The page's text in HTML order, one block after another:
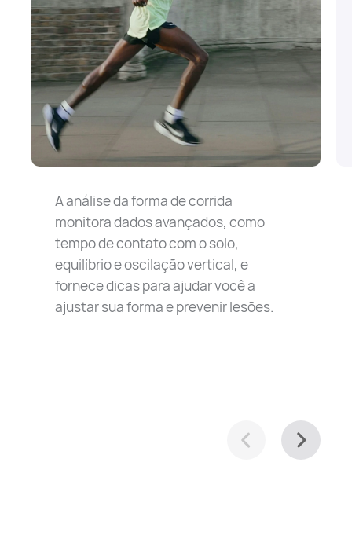
A análise da forma de corrida
monitora dados avançados, como
tempo de contato com o solo,
equilíbrio e oscilação vertical, e
fornece dicas para ajudar você a
ajustar sua forma e prevenir lesões.